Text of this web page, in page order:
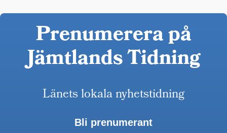
Prenumerera på
Jämtlands Tidning
Länets lokala nyhetstidning
Bli prenumerant